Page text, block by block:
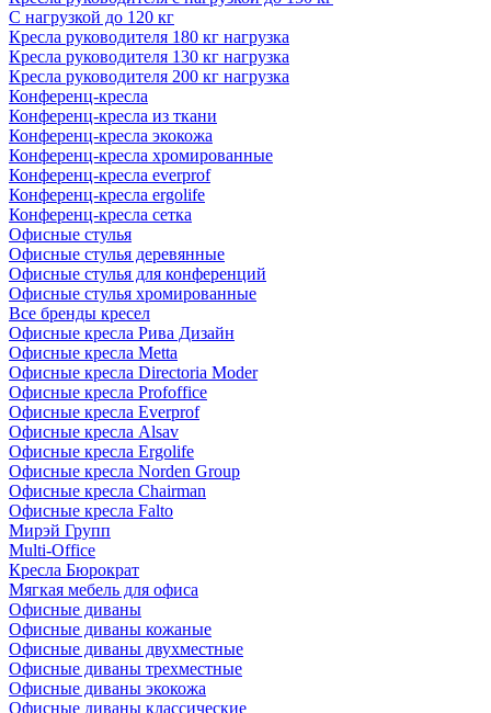
С нагрузкой до 120 кг
Кресла руководителя 180 кг нагрузка
Кресла руководителя 130 кг нагрузка
Кресла руководителя 200 кг нагрузка
Конференц-кресла
Конференц-кресла из ткани
Конференц-кресла экокожа
Конференц-кресла хромированные
Конференц-кресла everprof
Конференц-кресла ergolife
Конференц-кресла сетка
Офисные стулья
Офисные стулья деревянные
Офисные стулья для конференций
Офисные стулья хромированные
Все бренды кресел
Офисные кресла Рива Дизайн
Офисные кресла Metta
Офисные кресла Directoria Moder
Офисные кресла Profoffice
Офисные кресла Everprof
Офисные кресла Alsav
Офисные кресла Ergolife
Офисные кресла Norden Group
Офисные кресла Chairman
Офисные кресла Falto
Мирэй Групп
Multi-Office
Кресла Бюрократ
Мягкая мебель для офиса
Офисные диваны
Офисные диваны кожаные
Офисные диваны двухместные
Офисные диваны трехместные
Офисные диваны экокожа
Офисные диваны классические